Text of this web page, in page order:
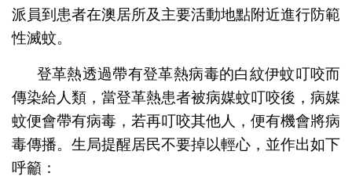
派員到患者在澳居所及主要活動地點附近進行防範
性滅蚊。
登革熱透過帶有登革熱病毒的白紋伊蚊叮咬而
傳染給人類，當登革熱患者被病媒蚊叮咬後，病媒
蚊便會帶有病毒，若再叮咬其他人，便有機會將病
毒傳播。生局提醒居民不要掉以輕心，並作出如下
呼籲：